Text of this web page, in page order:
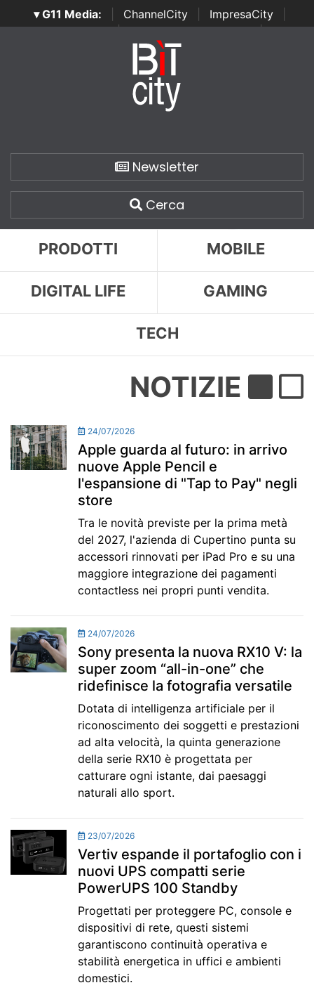
▾ G11 Media: ChannelCity ImpresaCity
SecurityOpenLab | Italian Channel Awards | Italian
Italian Security Awards
Newsletter
Cerca
PRODOTTI MOBILE
DIGITAL LIFE GAMING
TECH
NOTIZIE
24/07/2026
Apple guarda al futuro: in arrivo
nuove Apple Pencil e
l'espansione di "Tap to Pay" negli
store
Tra le novità previste per la prima metà
del 2027, l'azienda di Cupertino punta su
accessori rinnovati per iPad Pro e su una
maggiore integrazione dei pagamenti
contactless nei propri punti vendita.
24/07/2026
Sony presenta la nuova RX10 V: la
super zoom “all-in-one” che
ridefinisce la fotografia versatile
Dotata di intelligenza artificiale per il
riconoscimento dei soggetti e prestazioni
ad alta velocità, la quinta generazione
della serie RX10 è progettata per
catturare ogni istante, dai paesaggi
naturali allo sport.
23/07/2026
Vertiv espande il portafoglio con i
nuovi UPS compatti serie
PowerUPS 100 Standby
Progettati per proteggere PC, console e
dispositivi di rete, questi sistemi
garantiscono continuità operativa e
stabilità energetica in uffici e ambienti
domestici.